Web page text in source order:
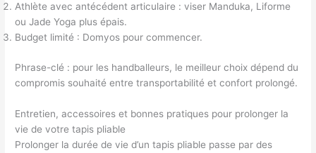
Athlète avec antécédent articulaire : viser Manduka, Liforme
ou Jade Yoga plus épais.
Budget limité : Domyos pour commencer.
Phrase-clé : pour les handballeurs, le meilleur choix dépend du
compromis souhaité entre transportabilité et confort prolongé.
Entretien, accessoires et bonnes pratiques pour prolonger la
vie de votre tapis pliable
Prolonger la durée de vie d’un tapis pliable passe par des